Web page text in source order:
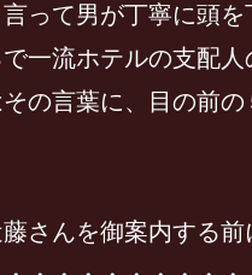
って男が丁寧に頭を
一流ホテルの支配人
の言葉に、目の前の
さんを御案内する前